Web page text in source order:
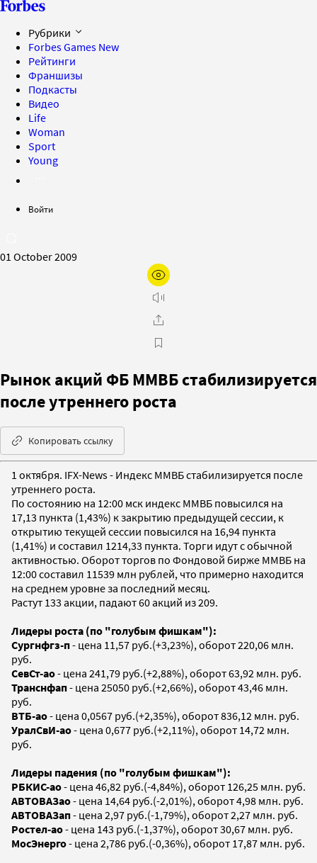
Рубрики
Forbes Games New
Рейтинги
Франшизы
Подкасты
Видео
Life
Woman
Sport
Young
Войти
01 October 2009
Рынок акций ФБ ММВБ стабилизируется
после утреннего роста
Копировать ссылку
1 октября. IFX-News - Индекс ММВБ стабилизируется после
утреннего роста.
По состоянию на 12:00 мск индекс ММВБ повысился на
17,13 пункта (1,43%) к закрытию предыдущей сессии, к
открытию текущей сессии повысился на 16,94 пункта
(1,41%) и составил 1214,33 пункта. Торги идут с обычной
активностью. Оборот торгов по Фондовой бирже ММВБ на
12:00 составил 11539 млн рублей, что примерно находится
на среднем уровне за последний месяц.
Растут 133 акции, падают 60 акций из 209.
Лидеры роста (по "голубым фишкам"):
Сургнфгз-п- цена 11,57 руб.(+3,23%), оборот 220,06 млн.
руб.
СевСт-ао- цена 241,79 руб.(+2,88%), оборот 63,92 млн. руб.
Транснфап- цена 25050 руб.(+2,66%), оборот 43,46 млн.
руб.
ВТБ-ао- цена 0,0567 руб.(+2,35%), оборот 836,12 млн. руб.
УралСвИ-ао- цена 0,677 руб.(+2,11%), оборот 14,72 млн.
руб.
Лидеры падения (по "голубым фишкам"):
РБКИС-ао- цена 46,82 руб.(-4,84%), оборот 126,25 млн. руб.
АВТОВАЗао- цена 14,64 руб.(-2,01%), оборот 4,98 млн. руб.
АВТОВАЗап- цена 2,97 руб.(-1,79%), оборот 2,27 млн. руб.
Ростел-ао- цена 143 руб.(-1,37%), оборот 30,67 млн. руб.
МосЭнерго- цена 2,786 руб.(-0,36%), оборот 17,87 млн. руб.